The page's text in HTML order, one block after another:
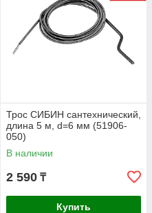
Трос СИБИН сантехнический,
длина 5 м, d=6 мм (51906-
050)
В наличии
2 590 ₸
Купить